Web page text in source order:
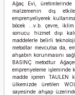
Ağaç Evi, üretimlerinde
malzemenin dış
emprenyeliyerek
böcek …v.b. çevre, iklim
sonucu hizmet dışı
maddelerle belirli
metodlar mevcutsa da,
ahşabın korunmasını
BASINÇ metodtur.
emprenyeleme işleminde
madde içeren TAULEN
ülkemizde üretilen
sayesinde ahşap